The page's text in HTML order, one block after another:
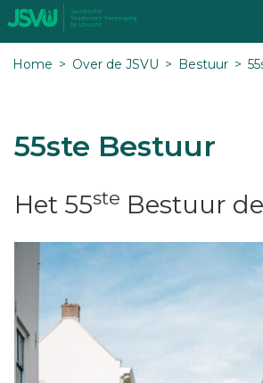
Home Over de JSVU Bestuur
55ste Bestuur
Het 55ste Bestuur